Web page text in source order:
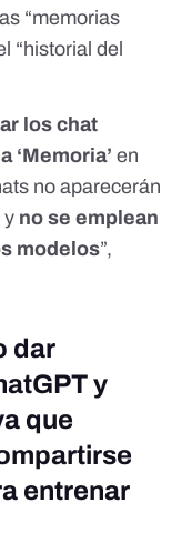
“memorias
“historial del
los chat
‘Memoria’ en
no aparecerán
y no se emplean
modelos”,
dar
y
que
entrenar